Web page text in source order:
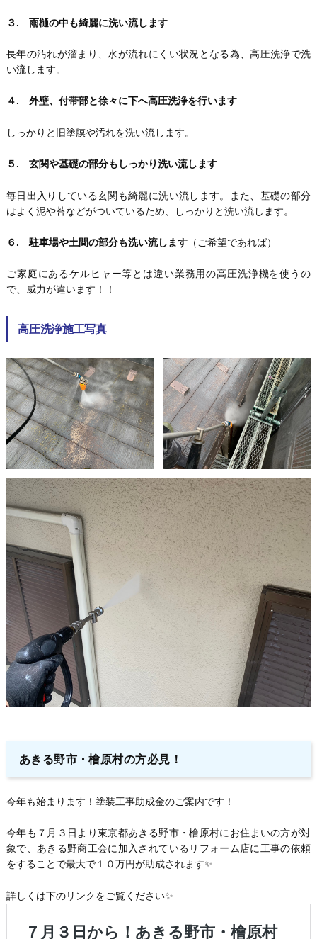
３. 雨樋の中も綺麗に洗い流します
長年の汚れが溜まり、水が流れにくい状況となる為、高圧洗浄で洗
い流します。
４. 外壁、付帯部と徐々に下へ高圧洗浄を行います
しっかりと旧塗膜や汚れを洗い流します。
５. 玄関や基礎の部分もしっかり洗い流します
毎日出入りしている玄関も綺麗に洗い流します。また、基礎の部分
はよく泥や苔などがついているため、しっかりと洗い流します。
６. 駐車場や土間の部分も洗い流します（ご希望であれば）
ご家庭にあるケルヒャー等とは違い業務用の高圧洗浄機を使うの
で、威力が違います！！
高圧洗浄施工写真
あきる野市・檜原村の方必見！
今年も始まります！塗装工事助成金のご案内です！
今年も７月３日より東京都あきる野市・檜原村にお住まいの方が対
象で、あきる野商工会に加入されているリフォーム店に工事の依頼
をすることで最大で１０万円が助成されます✨
詳しくは下のリンクをご覧ください✨